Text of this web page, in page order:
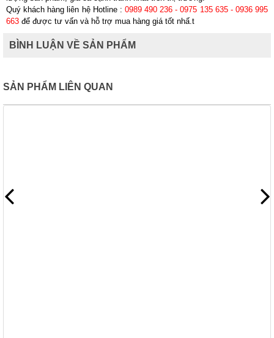
Quý khách hàng liên hệ Hotline : 0989 490 236 - 0975 135 635 - 0936 995
663 để được tư vấn và hỗ trợ mua hàng giá tốt nhấ.t
BÌNH LUẬN VỀ SẢN PHẨM
SẢN PHẨM LIÊN QUAN